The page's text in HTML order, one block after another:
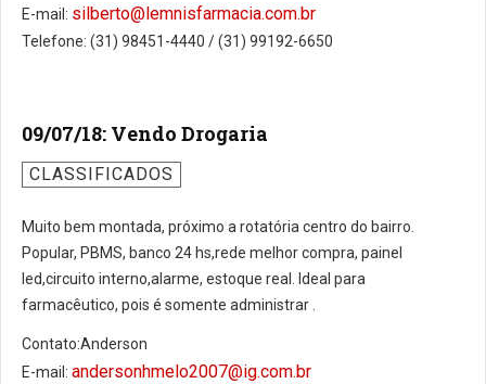
E-mail: silberto@lemnisfarmacia.com.br
Telefone: (31) 98451-4440 / (31) 99192-6650
09/07/18: Vendo Drogaria
CLASSIFICADOS
Muito bem montada, próximo a rotatória centro do bairro.
Popular, PBMS, banco 24 hs,rede melhor compra, painel
led,circuito interno,alarme, estoque real. Ideal para
farmacêutico, pois é somente administrar .
Contato:Anderson
E-mail: andersonhmelo2007@ig.com.br